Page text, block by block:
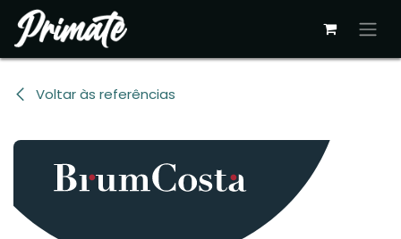
Pular para o conteúdo
Voltar às referências